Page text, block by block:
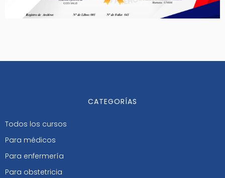
CATEGORÍAS
Todos los cursos
Para médicos
Para enfermería
Para obstetricia